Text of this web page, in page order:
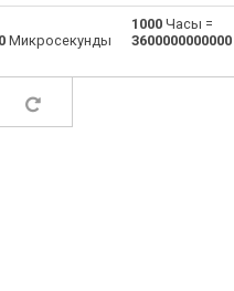
Микросекунды
1000 Часы =
3600000000000